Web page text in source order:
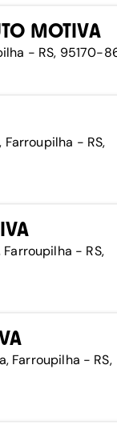
MOTIVA
- RS, 95170-
Farroupilha - RS,
- RS,
Farroupilha - RS,